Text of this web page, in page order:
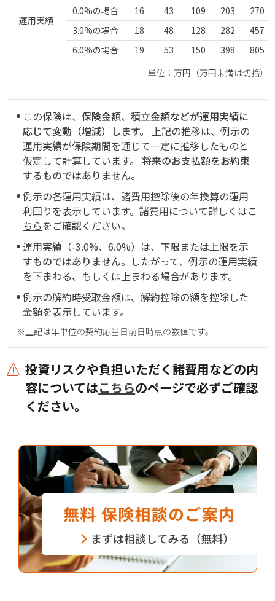
運用実績
0.0%の場合 16 43 109 203
270
3.0%の場合
18 48 128 282
457
6.0%の場合
19 53 150 398
805
単位：万円（万円未満は切捨）
この保険は、保険金額、積立金額などが運用実績に
応じて変動（増減）します。
上記の推移は、例示の
運用実績が保険期間を通じて一定に推移したものと
仮定して計算しています。将来のお支払額をお約束
するものではありません。
例示の各運用実績は、諸費用控除後の年換算の運用
利回りを表示しています。諸費用について詳しくはこ
ちらをご確認ください。
運用実績（-3.0%、6.0%）は、 下限または上限を示
すものではありません。 したがって、例示の運用実績
を下まわる、もしくは上まわる場合があります。
例示の解約時受取金額は、解約控除の額を控除した
金額を表示しています。
※上記は年単位の契約応当日前日時点の数値です。
投資リスクや負担いただく諸費用などの内
容についてはこちらのページで必ずご確認
ください。